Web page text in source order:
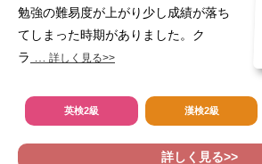
勉強の難易度が上がり少し成績が落ち
てしまった時期がありました。ク
ラ
詳しく見る>>
英検2級 漢検2級
詳しく見る>>